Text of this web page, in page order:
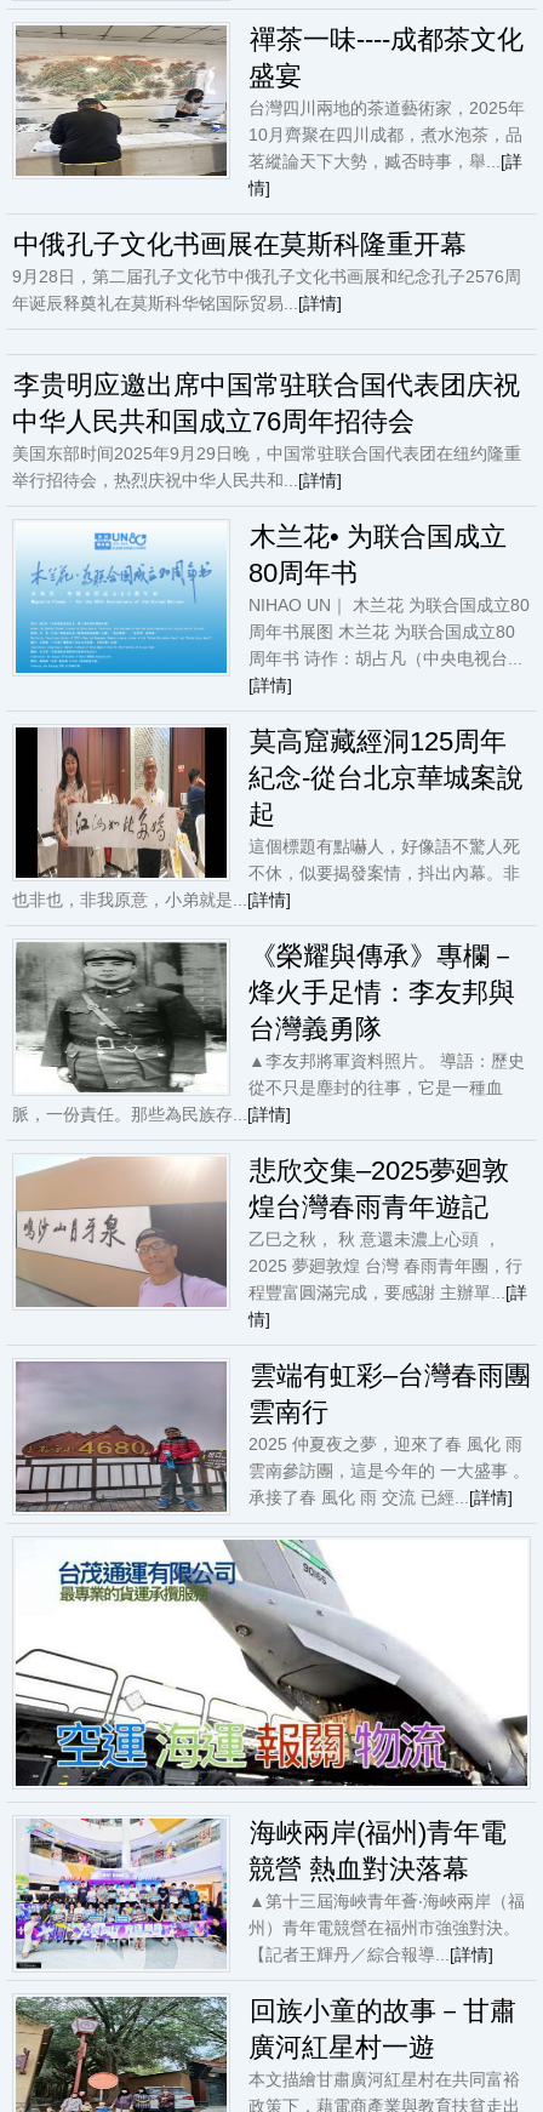
禪茶一味----成都茶文化
盛宴
台灣四川兩地的茶道藝術家，2025年
10月齊聚在四川成都，煮水泡茶，品
茗縱論天下大勢，臧否時事，舉... [詳
情]
中俄孔子文化书画展在莫斯科隆重开幕
9月28日，第二届孔子文化节中俄孔子文化书画展和纪念孔子2576周
年诞辰释奠礼在莫斯科华铭国际贸易... [詳情]
李贵明应邀出席中国常驻联合国代表团庆祝
中华人民共和国成立76周年招待会
美国东部时间2025年9月29日晚，中国常驻联合国代表团在纽约隆重
举行招待会，热烈庆祝中华人民共和... [詳情]
木兰花• 为联合国成立
80周年书
NIHAO UN｜ 木兰花 为联合国成立80
周年书展图 木兰花 为联合国成立80
周年书 诗作：胡占凡（中央电视台...
[詳情]
莫高窟藏經洞125周年
紀念-從台北京華城案說
起
這個標題有點嚇人，好像語不驚人死
不休，似要揭發案情，抖出內幕。非
也非也，非我原意，小弟就是... [詳情]
《榮耀與傳承》專欄－
烽火手足情：李友邦與
台灣義勇隊
▲李友邦將軍資料照片。 導語：歷史
從不只是塵封的往事，它是一種血
脈，一份責任。那些為民族存... [詳情]
悲欣交集–2025夢廻敦
煌台灣春雨青年遊記
乙巳之秋， 秋 意還未濃上心頭 ，
2025 夢廻敦煌 台灣 春雨青年團，行
程豐富圓滿完成，要感謝 主辦單... [詳
情]
雲端有虹彩–台灣春雨團
雲南行
2025 仲夏夜之夢，迎來了春 風化 雨
雲南參訪團，這是今年的 一大盛事 。
承接了春 風化 雨 交流 已經... [詳情]
海峽兩岸(福州)青年電
競營 熱血對決落幕
▲第十三屆海峽青年薈‧海峽兩岸（福
州）青年電競營在福州市強強對決。
【記者王輝丹／綜合報導...[詳情]
回族小童的故事－甘肅
廣河紅星村一遊
本文描繪甘肅廣河紅星村在共同富裕
政策下，藉電商產業與教育扶貧走出